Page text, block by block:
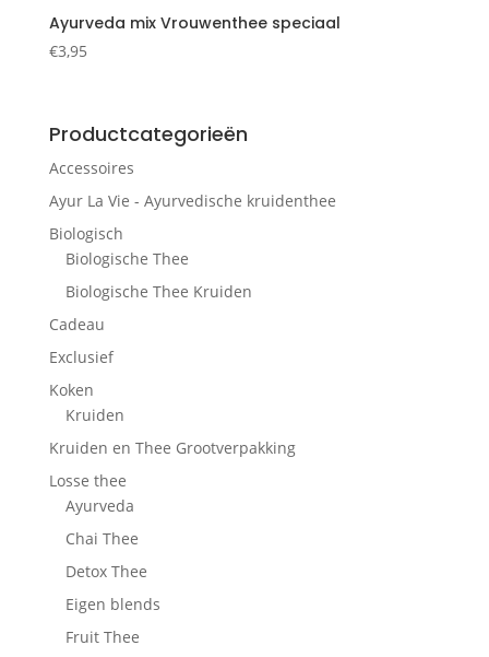
Ayurveda mix Vrouwenthee speciaal
€3,95
Productcategorieën
Accessoires
Ayur La Vie - Ayurvedische kruidenthee
Biologisch
Biologische Thee
Biologische Thee Kruiden
Cadeau
Exclusief
Koken
Kruiden
Kruiden en Thee Grootverpakking
Losse thee
Ayurveda
Chai Thee
Detox Thee
Eigen blends
Fruit Thee